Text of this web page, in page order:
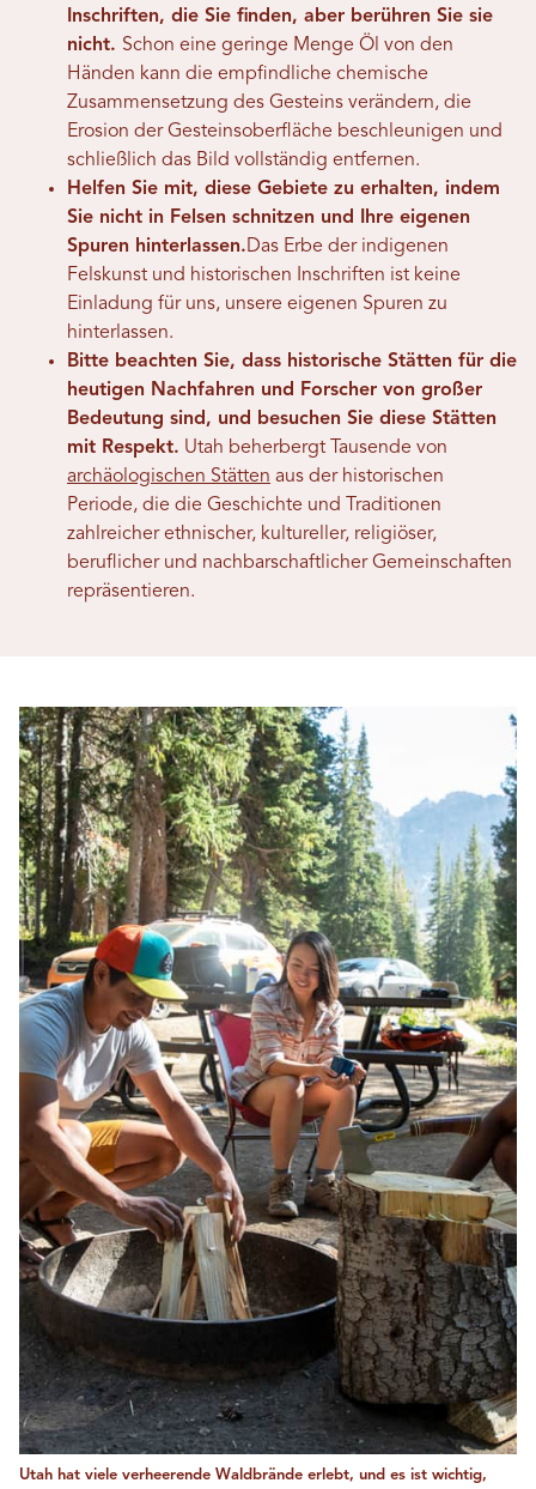
Inschriften, die Sie finden, aber berühren Sie sie
nicht. Schon eine geringe Menge Öl von den
Händen kann die empfindliche chemische
Zusammensetzung des Gesteins verändern, die
Erosion der Gesteinsoberfläche beschleunigen und
schließlich das Bild vollständig entfernen.
Helfen Sie mit, diese Gebiete zu erhalten, indem
Sie nicht in Felsen schnitzen und Ihre eigenen
Spuren hinterlassen.Das Erbe der indigenen
Felskunst und historischen Inschriften ist keine
Einladung für uns, unsere eigenen Spuren zu
hinterlassen.
Bitte beachten Sie, dass historische Stätten für die
heutigen Nachfahren und Forscher von großer
Bedeutung sind, und besuchen Sie diese Stätten
mit Respekt. Utah beherbergt Tausende von
archäologischen Stätten aus der historischen
Periode, die die Geschichte und Traditionen
zahlreicher ethnischer, kultureller, religiöser,
beruflicher und nachbarschaftlicher Gemeinschaften
repräsentieren.
Utah hat viele verheerende Waldbrände erlebt, und es ist wichtig,